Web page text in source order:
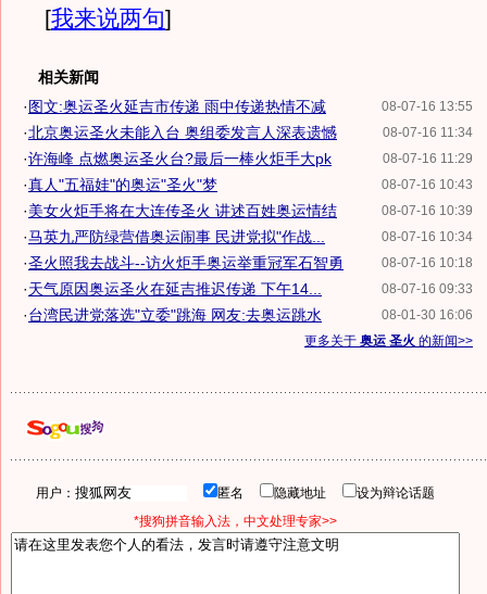
[我来说两句]
相关新闻
08-07-16 13:55
·图文:奥运圣火延吉市传递 雨中传递热情不减
08-07-16 11:34
·北京奥运圣火未能入台 奥组委发言人深表遗憾
08-07-16 11:29
·许海峰 点燃奥运圣火台?最后一棒火炬手大pk
08-07-16 10:43
·真人"五福娃"的奥运"圣火"梦
08-07-16 10:39
·美女火炬手将在大连传圣火 讲述百姓奥运情结
08-07-16 10:34
·马英九严防绿营借奥运闹事 民进党拟"作战...
08-07-16 10:18
·圣火照我去战斗--访火炬手奥运举重冠军石智勇
08-07-16 09:33
·天气原因奥运圣火在延吉推迟传递 下午14...
08-01-30 16:06
·台湾民进党落选"立委"跳海 网友:去奥运跳水
更多关于 奥运 圣火 的新闻>>
用户： 匿名 隐藏地址
设为辩论话题
*搜狗拼音输入法，中文处理专家>>